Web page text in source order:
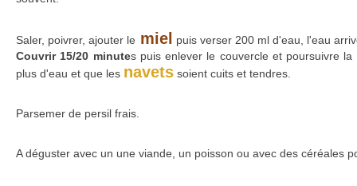
Saler, poivrer, ajouter le miel
puis verser 200 ml d'eau, l'eau
Couvrir 15/20 minutes puis enlever le couvercle et poursuivre
plus d'eau et que les navets soient cuits et tendres.
Parsemer de persil frais.
A déguster avec un une viande, un poisson ou avec des céréales